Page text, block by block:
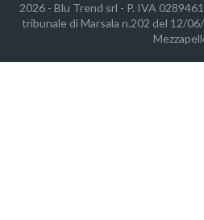
2026 - Blu Trend srl - P. IVA
tribunale di Marsala n.202 del 12/